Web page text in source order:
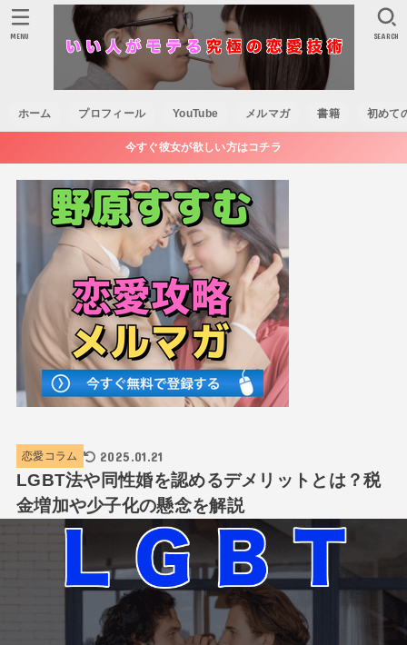
ホーム プロフィール YouTube メルマガ 書籍 初めて
SEARCH
MENU
今すぐ彼女が欲しい方はコチラ
恋愛コラム 2025.01.21
LGBT法や同性婚を認めるデメリットとは？税
金増加や少子化の懸念を解説